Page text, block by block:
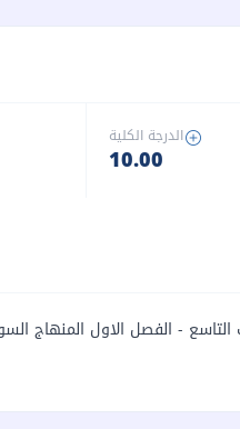
الدرجة الكلية
10.00
- الفصل الاول المنهاج